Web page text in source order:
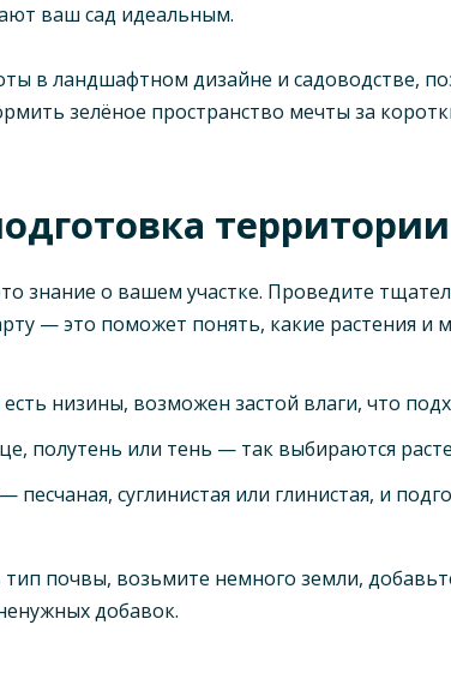
ваш сад идеальным.
в ландшафтном дизайне и садоводстве,
зелёное пространство мечты за
территории
знание о вашем участке. Проведите
— это поможет понять, какие растения и
есть низины, возможен застой влаги, что
полутень или тень — так выбираются
суглинистая или глинистая, и
почвы, возьмите немного земли,
добавок.